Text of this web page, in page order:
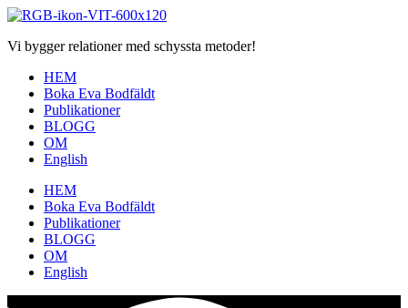
Hoppa
innehåll
Vi bygger relationer med schyssta metoder!
HEM
Boka Eva Bodfäldt
Publikationer
BLOGG
OM
English
HEM
Boka Eva Bodfäldt
Publikationer
BLOGG
OM
English